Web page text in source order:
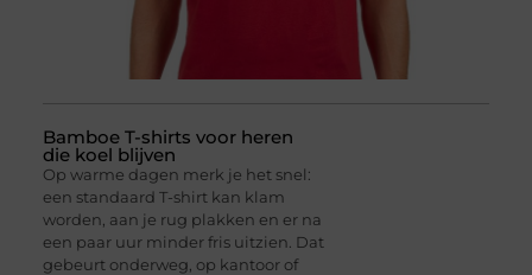
Bamboe T-shirts voor heren
die koel blijven
Op warme dagen merk je het snel:
een standaard T-shirt kan klam
worden, aan je rug plakken en er na
een paar uur minder fris uitzien. Dat
gebeurt onderweg, op kantoor of